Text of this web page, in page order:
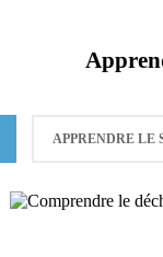
APPRENDRE LE